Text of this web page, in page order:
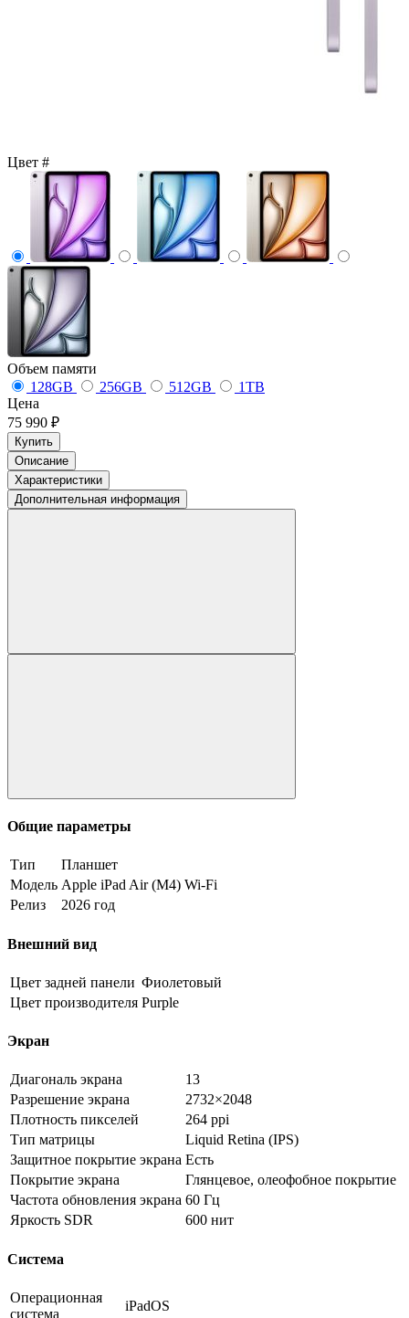
Цвет #
Объем памяти
128GB
256GB 512GB
1TB
Цена
75 990 ₽
Купить
Описание
Характеристики
Дополнительная информация
Общие параметры
Тип
Планшет
Модель Apple iPad Air (M4) Wi-Fi
Релиз
2026 год
Внешний вид
Цвет задней панели Фиолетовый
Цвет производителя Purple
Экран
Диагональ экрана
13
Разрешение экрана
2732×2048
Плотность пикселей
264 ppi
Тип матрицы
Liquid Retina (IPS)
Защитное покрытие экрана Есть
Покрытие экрана
Глянцевое, олеофобное покрытие
Частота обновления экрана 60 Гц
Яркость SDR
600 нит
Система
Операционная
система
iPadOS